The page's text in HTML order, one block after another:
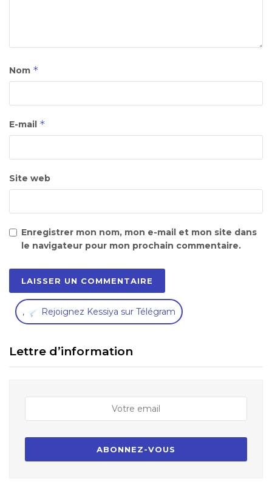
Nom *
E-mail *
Site web
Enregistrer mon nom, mon e-mail et mon site dans
le navigateur pour mon prochain commentaire.
, Rejoignez Kessiya sur Télégram
Lettre d’information